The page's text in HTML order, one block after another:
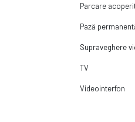
Parcare
Pază
Supraveghere
TV
Videointerfon